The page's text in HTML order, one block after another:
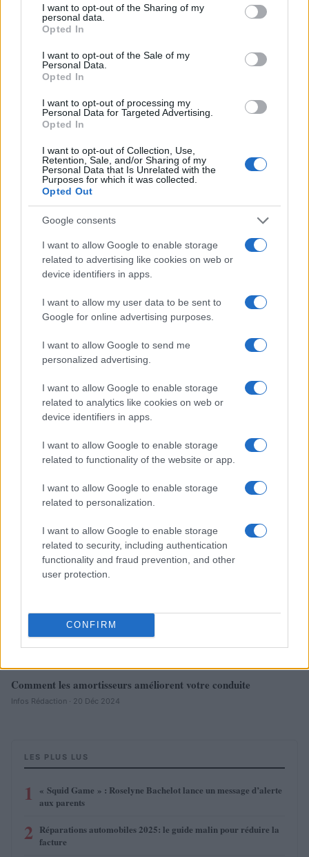
not limited to your visit or usage behaviour. You may click to
grant or deny consent to Google and its third-party tags to
use your data for below specified purposes in below Google
consent section.
I want to opt-out of the Sharing of my
personal data.
Opted In
I want to opt-out of the Sale of my
Personal Data.
Opted In
I want to opt-out of processing my
Personal Data for Targeted Advertising.
Opted In
I want to opt-out of Collection, Use,
Retention, Sale, and/or Sharing of my
Personal Data that Is Unrelated with the
Purposes for which it was collected.
Opted Out
Google consents
I want to allow Google to enable storage
related to advertising like cookies on web or
device identifiers in apps.
I want to allow my user data to be sent to
Google for online advertising purposes.
I want to allow Google to send me
personalized advertising.
I want to allow Google to enable storage
related to analytics like cookies on web or
device identifiers in apps.
I want to allow Google to enable storage
related to functionality of the website or app.
I want to allow Google to enable storage
related to personalization.
I want to allow Google to enable storage
related to security, including authentication
functionality and fraud prevention, and other
user protection.
CONFIRM
À lire aussi
AUTOMOBILE
Réparations automobiles 2025: le guide malin pour réduire la
facture
Infos Rédaction · 27 Août 2025
AUTOMOBILE
Sécurité Des Véhicules: 4 Caractéristiques Que Chaque
Propriétaire De Voiture Devrait Entretenir
AUTOMOBILE
Comment les amortisseurs améliorent votre conduite
Infos Rédaction · 20 Déc 2024
LES PLUS LUS
1
« Squid Game » : Roselyne Bachelot lance un message d’alerte
aux parents
2 Réparations automobiles 2025: le guide malin pour réduire la
facture